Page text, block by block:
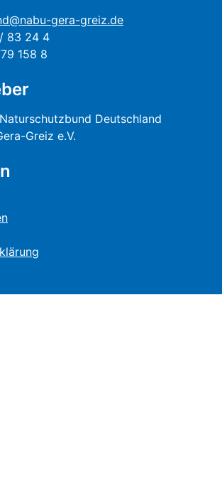
gera-greiz.de
83 24 4
158 8
Deutschland
Greiz e.V.